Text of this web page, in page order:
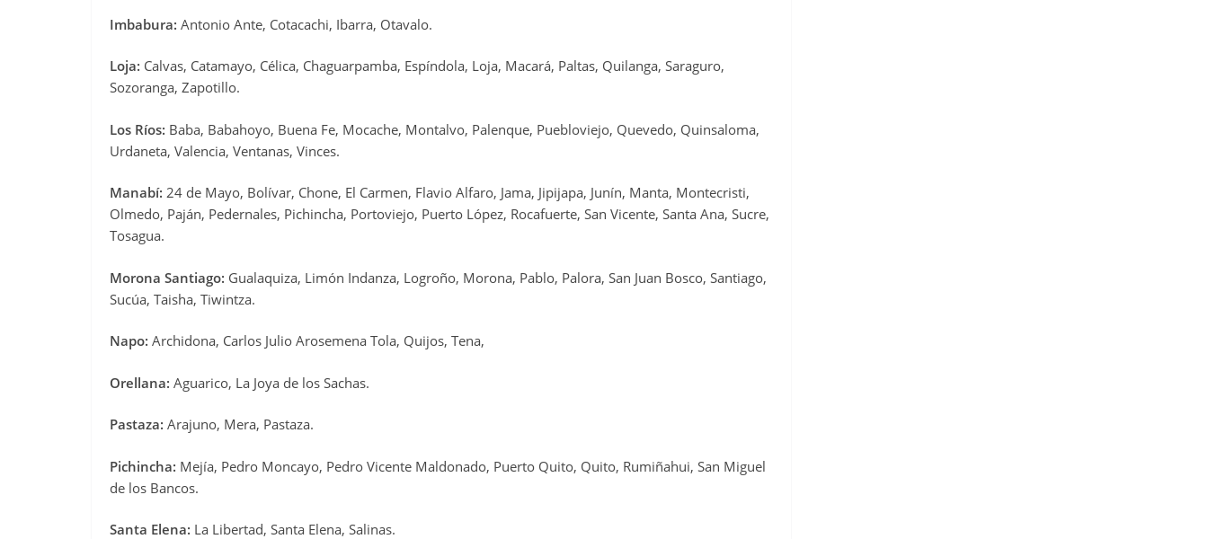
Imbabura: Antonio Ante, Cotacachi, Ibarra, Otavalo.
Loja: Calvas, Catamayo, Célica, Chaguarpamba, Espíndola, Loja, Macará, Paltas, Quilanga, Saraguro,
Sozoranga, Zapotillo.
Los Ríos: Baba, Babahoyo, Buena Fe, Mocache, Montalvo, Palenque, Puebloviejo, Quevedo, Quinsaloma,
Urdaneta, Valencia, Ventanas, Vinces.
Manabí: 24 de Mayo, Bolívar, Chone, El Carmen, Flavio Alfaro, Jama, Jipijapa, Junín, Manta, Montecristi,
Olmedo, Paján, Pedernales, Pichincha, Portoviejo, Puerto López, Rocafuerte, San Vicente, Santa Ana, Sucre,
Tosagua.
Morona Santiago: Gualaquiza, Limón Indanza, Logroño, Morona, Pablo, Palora, San Juan Bosco, Santiago,
Sucúa, Taisha, Tiwintza.
Napo: Archidona, Carlos Julio Arosemena Tola, Quijos, Tena,
Orellana: Aguarico, La Joya de los Sachas.
Pastaza: Arajuno, Mera, Pastaza.
Pichincha: Mejía, Pedro Moncayo, Pedro Vicente Maldonado, Puerto Quito, Quito, Rumiñahui, San Miguel
de los Bancos.
Santa Elena: La Libertad, Santa Elena, Salinas.